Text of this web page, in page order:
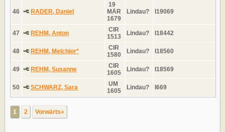
46 RADER, Daniel
19
MÄR
1679
Lindau? I19069
47 REHM, Anton
CIR
1513
Lindau? I18442
48 REHM, Melchior*
CIR
1580
Lindau? I18560
49 REHM, Susanne
CIR
1605
Lindau? I18569
50 SCHWARZ, Sara
UM
1605
Lindau? I669
1 2 Vorwärts»